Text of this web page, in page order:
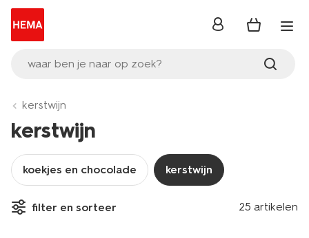
waar ben je naar op zoek?
inloggen
kerstwijn
kerstwijn
koekjes en chocolade kerstwijn
filter en sorteer 25 artikelen
6=5
alleen online